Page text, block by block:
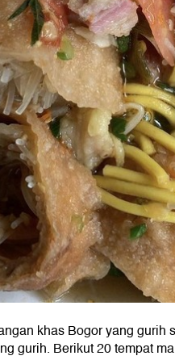
khas Bogor yang gurih
gurih. Berikut 20 tempat